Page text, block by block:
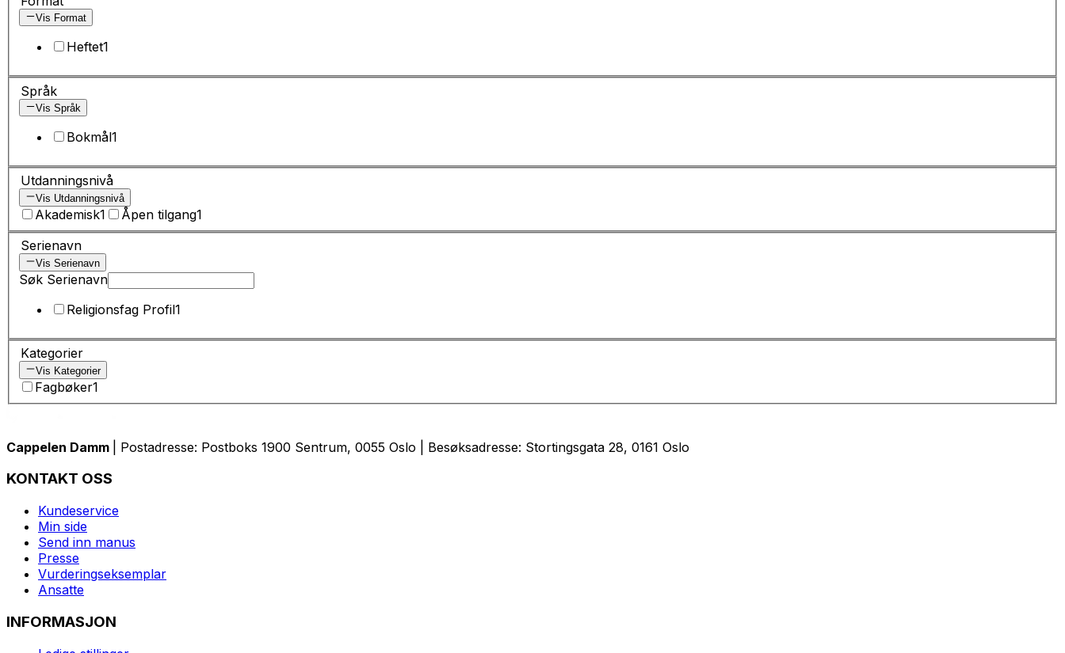
Vis Format
Heftet1
Språk
Vis Språk
Bokmål1
Utdanningsnivå
Vis Utdanningsnivå
Akademisk1 Åpen tilgang1
Serienavn
Vis Serienavn
Søk Serienavn
Religionsfag Profil1
Kategorier
Vis Kategorier
Fagbøker1
Cappelen Damm | Postadresse: Postboks 1900 Sentrum, 0055 Oslo | Besøksadresse: Stortingsgata 28, 0161 Oslo
KONTAKT OSS
Kundeservice
Min side
Send inn manus
Presse
Vurderingseksemplar
Ansatte
INFORMASJON